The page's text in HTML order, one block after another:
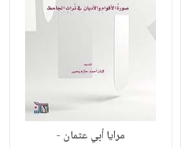
مرايا أبي عثمان -